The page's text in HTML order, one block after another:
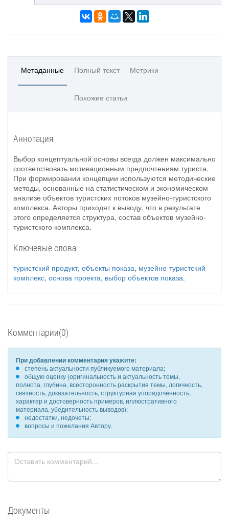
Метаданные Полный текст Метрики
Похожие статьи
Аннотация
Выбор концептуальной основы всегда должен максимально
соответствовать мотивационным предпочтениям туриста.
При формировании концепции используются методические
методы, основанные на статистическом и экономическом
анализе объектов туристских потоков музейно-туристского
комплекса. Авторы приходят к выводу, что в результате
этого определяется структура, состав объектов музейно-
туристского комплекса.
Ключевые слова
туристский продукт, объекты показа, музейно-туристский
комплекс, основа проекта, выбор объектов показа.
Комментарии(0)
При добавлении комментария укажите:
степень актуальности публикуемого материала;
общую оценку (оригинальность и актуальность темы,
полнота, глубина, всесторонность раскрытия темы, логичность,
связность, доказательность, структурная упорядоченность,
характер и достоверность примеров, иллюстративного
материала, убедительность выводов);
недостатки, недочеты;
вопросы и пожелания Автору.
Документы